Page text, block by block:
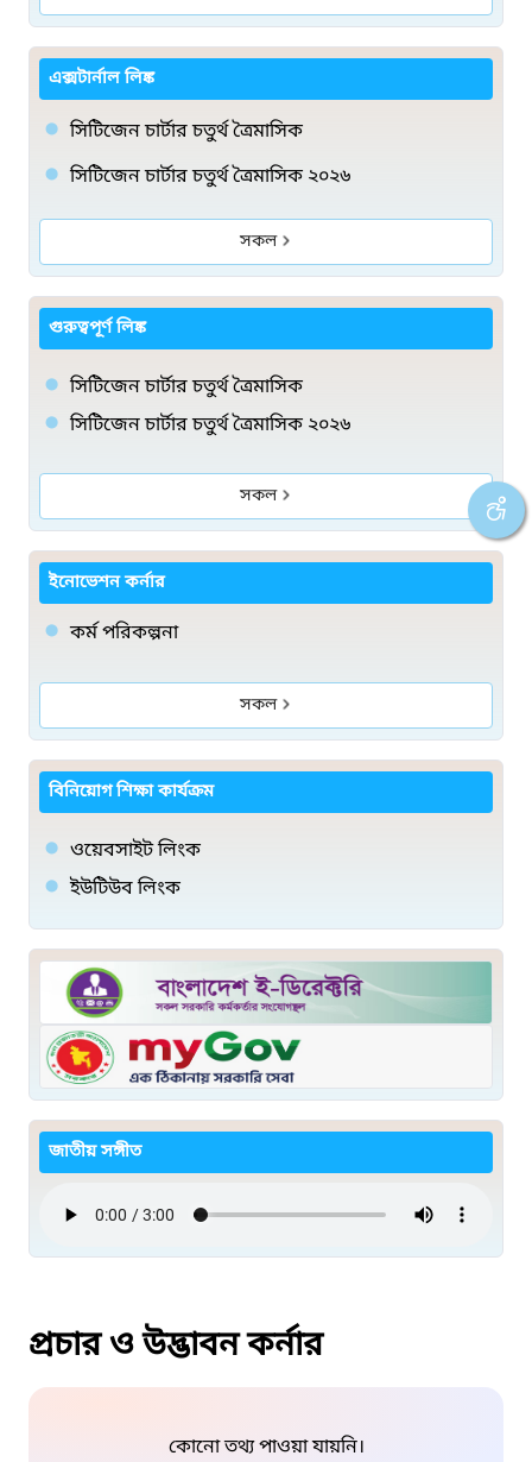
এক্সটার্নাল লিঙ্ক
সিটিজেন চার্টার চতুর্থ ত্রৈমাসিক
সিটিজেন চার্টার চতুর্থ ত্রৈমাসিক ২০২৬
সকল
গুরুত্বপূর্ণ লিঙ্ক
সিটিজেন চার্টার চতুর্থ ত্রৈমাসিক
সিটিজেন চার্টার চতুর্থ ত্রৈমাসিক ২০২৬
সকল
ইনোভেশন কর্নার
কর্ম পরিকল্পনা
সকল
বিনিয়োগ শিক্ষা কার্যক্রম
ওয়েবসাইট লিংক
ইউটিউব লিংক
জাতীয় সঙ্গীত
প্রচার ও উদ্ভাবন কর্নার
কোনো তথ্য পাওয়া যায়নি।